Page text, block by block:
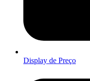
Display de Preço